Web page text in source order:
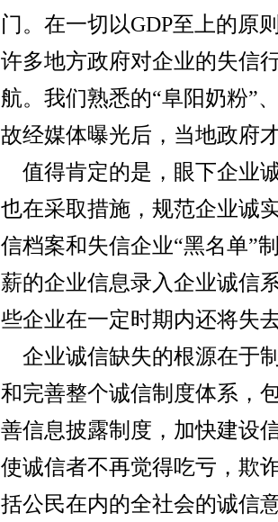
门。在一切以GDP至上的原
许多地方政府对企业的失信
航。我们熟悉的“阜阳奶粉”
故经媒体曝光后，当地政府
值得肯定的是，眼下企业
也在采取措施，规范企业诚
信档案和失信企业“黑名单”
薪的企业信息录入企业诚信
些企业在一定时期内还将失
企业诚信缺失的根源在于
和完善整个诚信制度体系，
善信息披露制度，加快建设
使诚信者不再觉得吃亏，欺
括公民在内的全社会的诚信